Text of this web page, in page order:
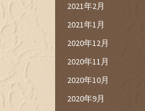
2021年2月
2021年1月
2020年12月
2020年11月
2020年10月
2020年9月